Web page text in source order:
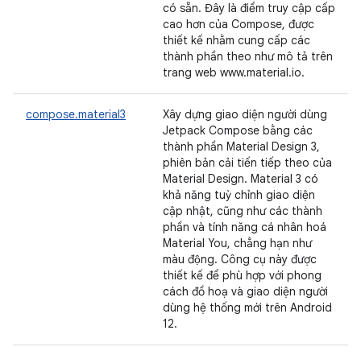
có sẵn. Đây là điểm truy cập cấp
cao hơn của Compose, được
thiết kế nhằm cung cấp các
thành phần theo như mô tả trên
trang web www.material.io.
compose.material3
Xây dựng giao diện người dùng
Jetpack Compose bằng các
thành phần Material Design 3,
phiên bản cải tiến tiếp theo của
Material Design. Material 3 có
khả năng tuỳ chỉnh giao diện
cập nhật, cũng như các thành
phần và tính năng cá nhân hoá
Material You, chẳng hạn như
màu động. Công cụ này được
thiết kế để phù hợp với phong
cách đồ hoạ và giao diện người
dùng hệ thống mới trên Android
12.